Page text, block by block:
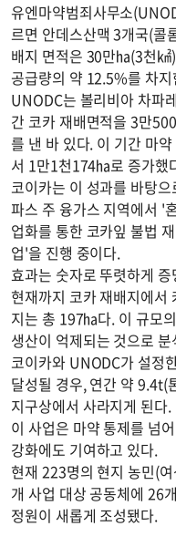
유엔마약범죄사무소
르면 안데스산맥 3개국(콜
배지 면적은 30만㏊(3천
공급량의 약 12.5%를 차
UNODC는 볼리비아 차파
간 코카 재배면적을 3만
를 낸 바 있다. 이 기간 마
서 1만1천174㏊로 증가했
코이카는 이 성과를 바탕
파스 주 융가스 지역에서 '
업화를 통한 코카잎 불법
업'을 진행 중이다.
효과는 숫자로 뚜렷하게
현재까지 코카 재배지에서
지는 총 197㏊다. 이 규모
생산이 억제되는 것으로
코이카와 UNODC가 설정
달성될 경우, 연간 약 9.4t(
지구상에서 사라지게 된다.
이 사업은 마약 통제를 넘
강화에도 기여하고 있다.
현재 223명의 현지 농민(
개 사업 대상 공동체에 26
정원이 새롭게 조성됐다.